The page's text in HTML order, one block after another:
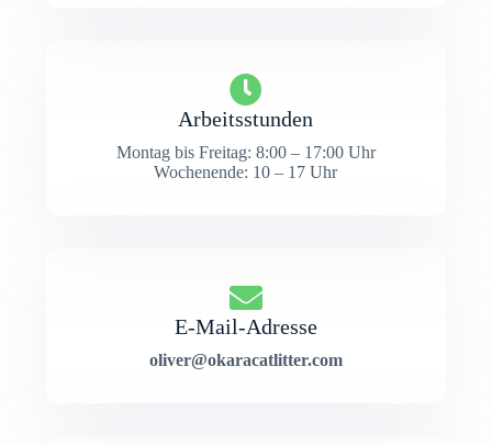
Arbeitsstunden
Montag bis Freitag: 8:00 – 17:00 Uhr
Wochenende: 10 – 17 Uhr
E-Mail-Adresse
oliver@okaracatlitter.com